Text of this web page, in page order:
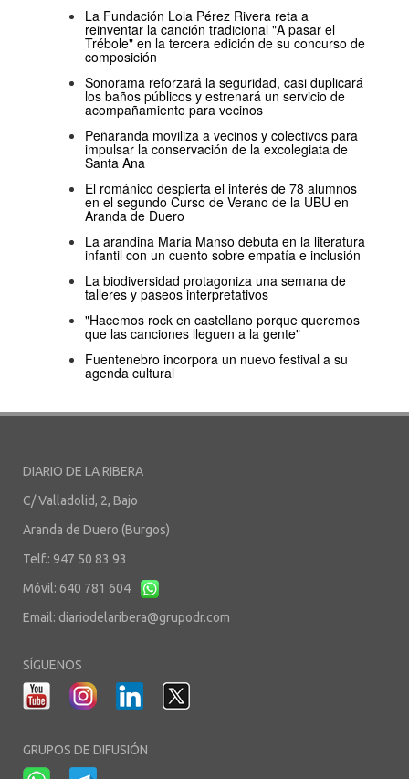
La Fundación Lola Pérez Rivera reta a
reinventar la canción tradicional "A pasar el
Trébole" en la tercera edición de su concurso de
composición
Sonorama reforzará la seguridad, casi duplicará
los baños públicos y estrenará un servicio de
acompañamiento para vecinos
Peñaranda moviliza a vecinos y colectivos para
impulsar la conservación de la excolegiata de
Santa Ana
El románico despierta el interés de 78 alumnos
en el segundo Curso de Verano de la UBU en
Aranda de Duero
La arandina María Manso debuta en la literatura
infantil con un cuento sobre empatía e inclusión
La biodiversidad protagoniza una semana de
talleres y paseos interpretativos
"Hacemos rock en castellano porque queremos
que las canciones lleguen a la gente"
Fuentenebro incorpora un nuevo festival a su
agenda cultural
DIARIO DE LA RIBERA
C/ Valladolid, 2, Bajo
Aranda de Duero (Burgos)
Telf.: 947 50 83 93
Móvil: 640 781 604
Email: diariodelaribera@grupodr.com
SÍGUENOS
GRUPOS DE DIFUSIÓN